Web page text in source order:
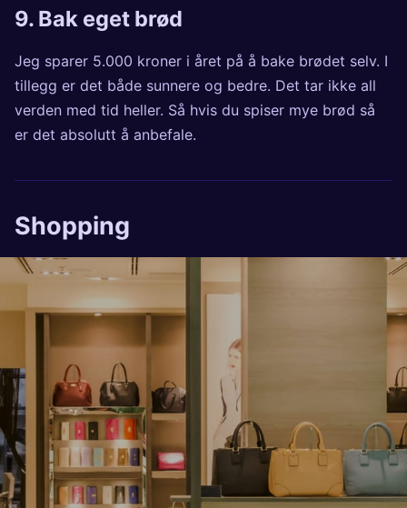
9. Bak eget brød
Jeg sparer 5.000 kroner i året på å bake brødet selv. I
tillegg er det både sunnere og bedre. Det tar ikke all
verden med tid heller. Så hvis du spiser mye brød så
er det absolutt å anbefale.
Shopping